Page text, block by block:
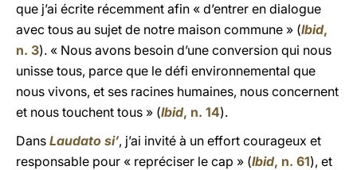
que j’ai écrite récemment afin « d’entrer en dialogue
avec tous au sujet de notre maison commune » (Ibid,
n. 3). « Nous avons besoin d’une conversion qui nous
unisse tous, parce que le défi environnemental que
nous vivons, et ses racines humaines, nous concernent
et nous touchent tous » (Ibid, n. 14).
Dans Laudato si’, j’ai invité à un effort courageux et
responsable pour « repréciser le cap » (Ibid, n. 61), et